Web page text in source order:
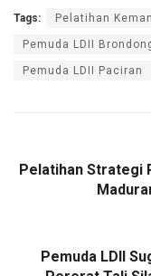
Tags: Pelatihan
Pemuda LDII
Pemuda LDII Paciran
Pelatihan Strategi
Pemuda LDII